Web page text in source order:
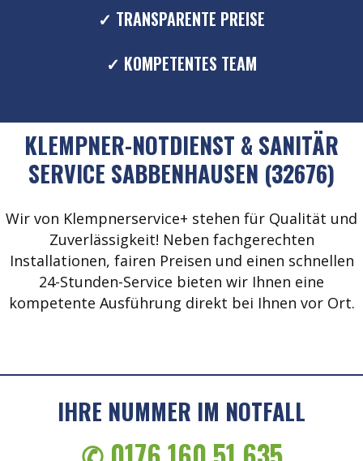
✓ TRANSPARENTE PREISE
✓ KOMPETENTES TEAM
KLEMPNER-NOTDIENST & SANITÄR
SERVICE SABBENHAUSEN (32676)
Wir von Klempnerservice+ stehen für Qualität und
Zuverlässigkeit! Neben fachgerechten
Installationen, fairen Preisen und einen schnellen
24-Stunden-Service bieten wir Ihnen eine
kompetente Ausführung direkt bei Ihnen vor Ort.
IHRE NUMMER IM NOTFALL